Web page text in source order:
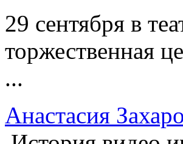
29 сентября в
торжественная
...
Анастасия